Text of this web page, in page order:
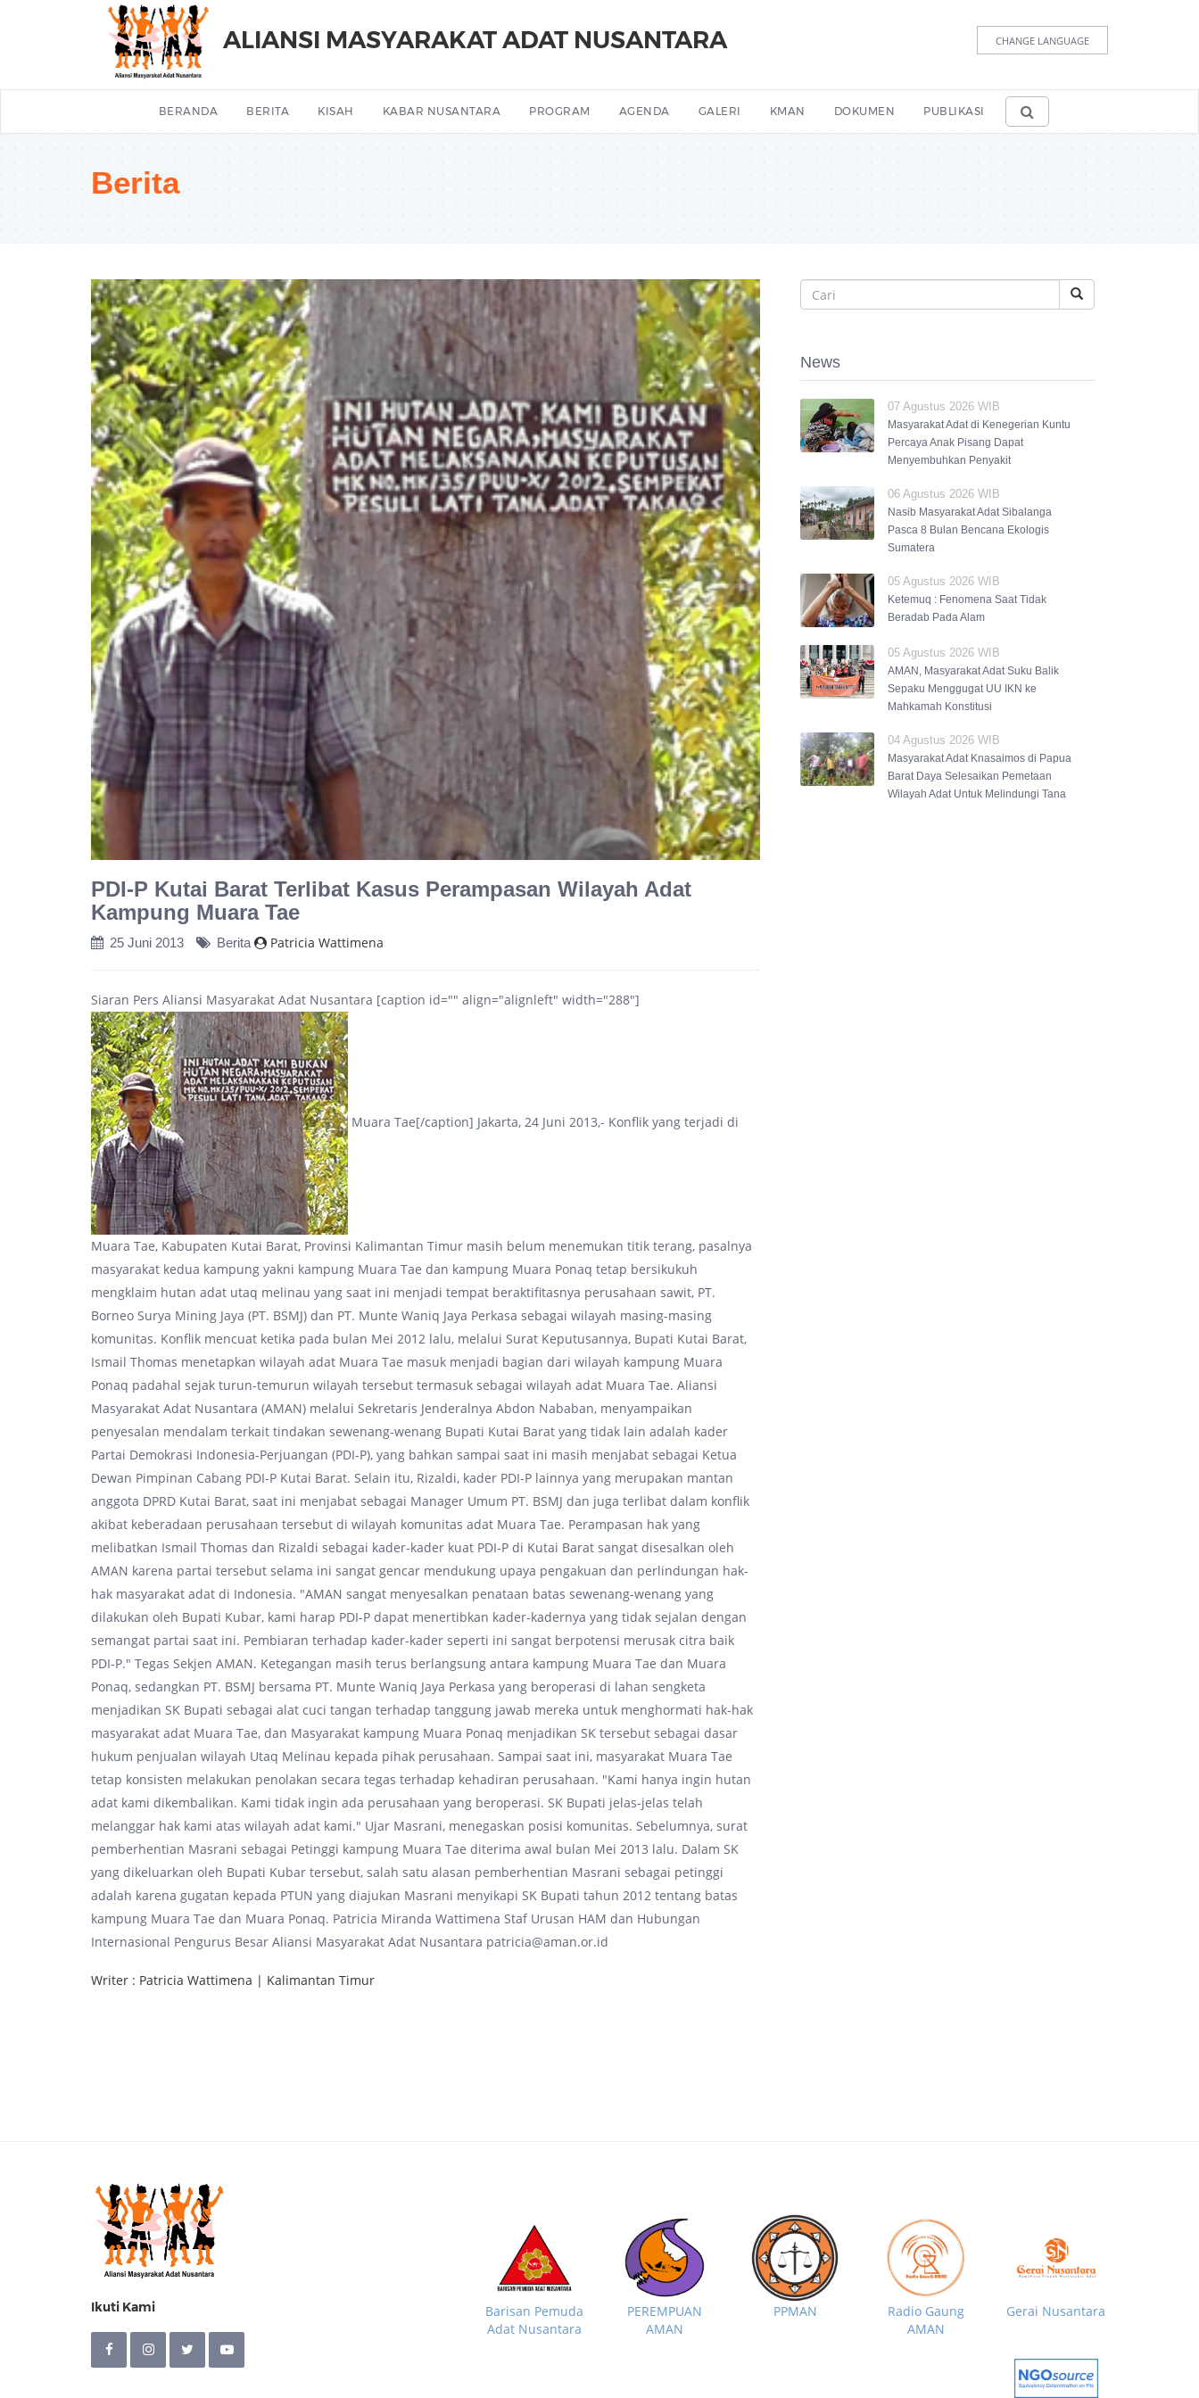
ALIANSI MASYARAKAT ADAT NUSANTARA CHANGE LANGUAGE
BERANDA BERITA KISAH KABAR NUSANTARA PROGRAM AGENDA GALERI KMAN DOKUMEN PUBLIKASI
Berita
PDI-P Kutai Barat Terlibat Kasus Perampasan Wilayah Adat
Kampung Muara Tae
25 Juni 2013 Berita Patricia Wattimena
Siaran Pers Aliansi Masyarakat Adat Nusantara [caption id="" align="alignleft" width="288"]
Muara Tae[/caption] Jakarta, 24 Juni 2013,- Konflik yang terjadi di
Muara Tae, Kabupaten Kutai Barat, Provinsi Kalimantan Timur masih belum menemukan titik terang, pasalnya
masyarakat kedua kampung yakni kampung Muara Tae dan kampung Muara Ponaq tetap bersikukuh
mengklaim hutan adat utaq melinau yang saat ini menjadi tempat beraktifitasnya perusahaan sawit, PT.
Borneo Surya Mining Jaya (PT. BSMJ) dan PT. Munte Waniq Jaya Perkasa sebagai wilayah masing-masing
komunitas. Konflik mencuat ketika pada bulan Mei 2012 lalu, melalui Surat Keputusannya, Bupati Kutai Barat,
Ismail Thomas menetapkan wilayah adat Muara Tae masuk menjadi bagian dari wilayah kampung Muara
Ponaq padahal sejak turun-temurun wilayah tersebut termasuk sebagai wilayah adat Muara Tae. Aliansi
Masyarakat Adat Nusantara (AMAN) melalui Sekretaris Jenderalnya Abdon Nababan, menyampaikan
penyesalan mendalam terkait tindakan sewenang-wenang Bupati Kutai Barat yang tidak lain adalah kader
Partai Demokrasi Indonesia-Perjuangan (PDI-P), yang bahkan sampai saat ini masih menjabat sebagai Ketua
Dewan Pimpinan Cabang PDI-P Kutai Barat. Selain itu, Rizaldi, kader PDI-P lainnya yang merupakan mantan
anggota DPRD Kutai Barat, saat ini menjabat sebagai Manager Umum PT. BSMJ dan juga terlibat dalam konflik
akibat keberadaan perusahaan tersebut di wilayah komunitas adat Muara Tae. Perampasan hak yang
melibatkan Ismail Thomas dan Rizaldi sebagai kader-kader kuat PDI-P di Kutai Barat sangat disesalkan oleh
AMAN karena partai tersebut selama ini sangat gencar mendukung upaya pengakuan dan perlindungan hak-
hak masyarakat adat di Indonesia. "AMAN sangat menyesalkan penataan batas sewenang-wenang yang
dilakukan oleh Bupati Kubar, kami harap PDI-P dapat menertibkan kader-kadernya yang tidak sejalan dengan
semangat partai saat ini. Pembiaran terhadap kader-kader seperti ini sangat berpotensi merusak citra baik
PDI-P." Tegas Sekjen AMAN. Ketegangan masih terus berlangsung antara kampung Muara Tae dan Muara
Ponaq, sedangkan PT. BSMJ bersama PT. Munte Waniq Jaya Perkasa yang beroperasi di lahan sengketa
menjadikan SK Bupati sebagai alat cuci tangan terhadap tanggung jawab mereka untuk menghormati hak-hak
masyarakat adat Muara Tae, dan Masyarakat kampung Muara Ponaq menjadikan SK tersebut sebagai dasar
hukum penjualan wilayah Utaq Melinau kepada pihak perusahaan. Sampai saat ini, masyarakat Muara Tae
tetap konsisten melakukan penolakan secara tegas terhadap kehadiran perusahaan. "Kami hanya ingin hutan
adat kami dikembalikan. Kami tidak ingin ada perusahaan yang beroperasi. SK Bupati jelas-jelas telah
melanggar hak kami atas wilayah adat kami." Ujar Masrani, menegaskan posisi komunitas. Sebelumnya, surat
pemberhentian Masrani sebagai Petinggi kampung Muara Tae diterima awal bulan Mei 2013 lalu. Dalam SK
yang dikeluarkan oleh Bupati Kubar tersebut, salah satu alasan pemberhentian Masrani sebagai petinggi
adalah karena gugatan kepada PTUN yang diajukan Masrani menyikapi SK Bupati tahun 2012 tentang batas
kampung Muara Tae dan Muara Ponaq. Patricia Miranda Wattimena Staf Urusan HAM dan Hubungan
Internasional Pengurus Besar Aliansi Masyarakat Adat Nusantara patricia@aman.or.id
Writer : Patricia Wattimena | Kalimantan Timur
News
07 Agustus 2026 WIB
Masyarakat Adat di Kenegerian Kuntu
Percaya Anak Pisang Dapat
Menyembuhkan Penyakit
06 Agustus 2026 WIB
Nasib Masyarakat Adat Sibalanga
Pasca 8 Bulan Bencana Ekologis
Sumatera
05 Agustus 2026 WIB
Ketemuq : Fenomena Saat Tidak
Beradab Pada Alam
05 Agustus 2026 WIB
AMAN, Masyarakat Adat Suku Balik
Sepaku Menggugat UU IKN ke
Mahkamah Konstitusi
04 Agustus 2026 WIB
Masyarakat Adat Knasaimos di Papua
Barat Daya Selesaikan Pemetaan
Wilayah Adat Untuk Melindungi Tana
Ikuti Kami
Barisan Pemuda
Adat Nusantara
PEREMPUAN
AMAN
PPMAN
Radio Gaung
AMAN
Gerai Nusantara